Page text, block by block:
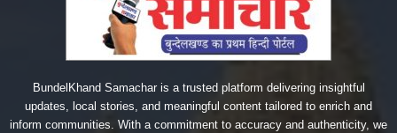
BundelKhand Samachar is a trusted platform delivering insightful
updates, local stories, and meaningful content tailored to enrich and
inform communities. With a commitment to accuracy and authenticity, we